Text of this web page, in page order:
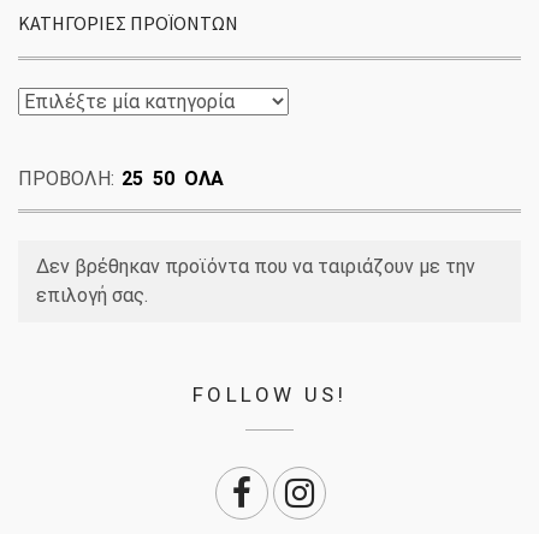
ΚΑΤΗΓΟΡΊΕΣ ΠΡΟΪΌΝΤΩΝ
ΠΡΟΒΟΛΗ: 25 50 ΟΛΑ
Δεν βρέθηκαν προϊόντα που να ταιριάζουν με την
επιλογή σας.
FOLLOW US!